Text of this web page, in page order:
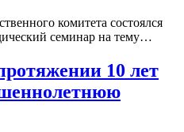
комитета состоялся
семинар на тему…
10 лет